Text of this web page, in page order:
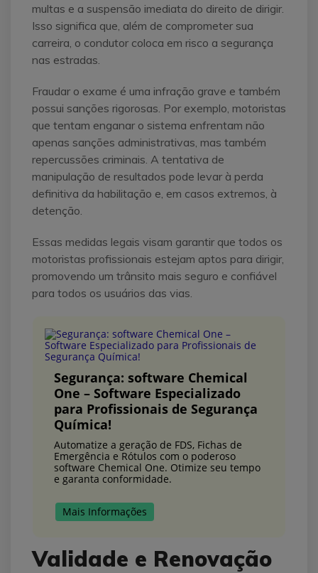
multas e a suspensão imediata do direito de dirigir.
Isso significa que, além de comprometer sua
carreira, o condutor coloca em risco a segurança
nas estradas.
Fraudar o exame é uma infração grave e também
possui sanções rigorosas. Por exemplo, motoristas
que tentam enganar o sistema enfrentam não
apenas sanções administrativas, mas também
repercussões criminais. A tentativa de
manipulação de resultados pode levar à perda
definitiva da habilitação e, em casos extremos, à
detenção.
Essas medidas legais visam garantir que todos os
motoristas profissionais estejam aptos para dirigir,
promovendo um trânsito mais seguro e confiável
para todos os usuários das vias.
Segurança: software Chemical
One – Software Especializado
para Profissionais de Segurança
Química!
Automatize a geração de FDS, Fichas de
Emergência e Rótulos com o poderoso
software Chemical One. Otimize seu tempo
e garanta conformidade.
Mais Informações
Validade e Renovação